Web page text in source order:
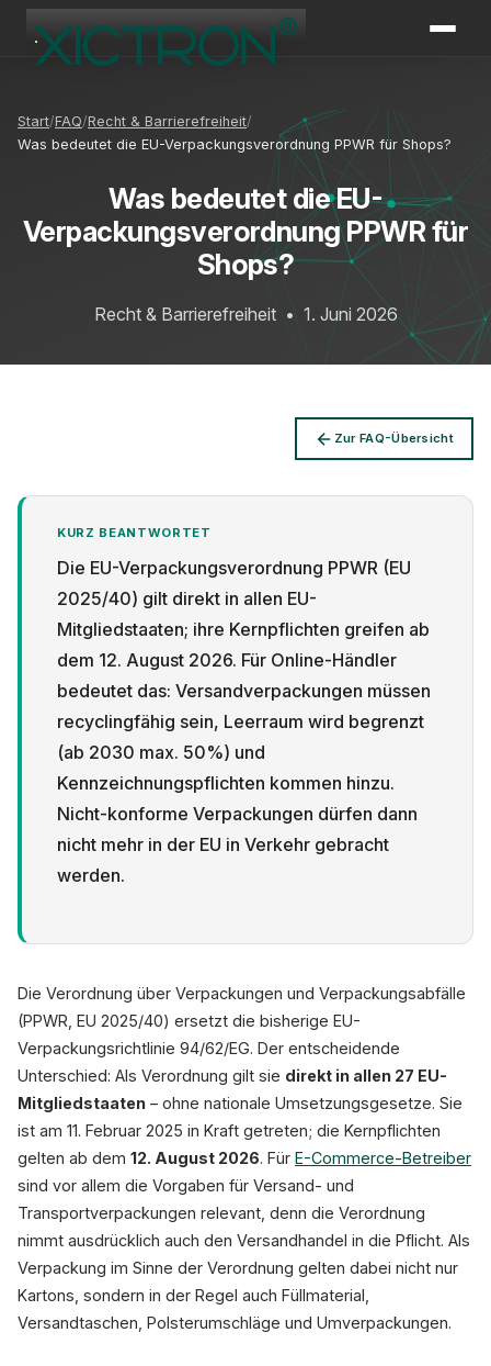
Start FAQ Recht & Barrierefreiheit
Was bedeutet die EU-Verpackungsverordnung PPWR für Shops?
Was bedeutet die EU-
Verpackungsverordnung PPWR für
Shops?
Recht & Barrierefreiheit • 1. Juni 2026
Zur FAQ-Übersicht
KURZ BEANTWORTET
Die EU-Verpackungsverordnung PPWR (EU
2025/40) gilt direkt in allen EU-
Mitgliedstaaten; ihre Kernpflichten greifen ab
dem 12. August 2026. Für Online-Händler
bedeutet das: Versandverpackungen müssen
recyclingfähig sein, Leerraum wird begrenzt
(ab 2030 max. 50%) und
Kennzeichnungspflichten kommen hinzu.
Nicht-konforme Verpackungen dürfen dann
nicht mehr in der EU in Verkehr gebracht
werden.
Die Verordnung über Verpackungen und Verpackungsabfälle
(PPWR, EU 2025/40) ersetzt die bisherige EU-
Verpackungsrichtlinie 94/62/EG. Der entscheidende
Unterschied: Als Verordnung gilt sie direkt in allen 27 EU-
Mitgliedstaaten – ohne nationale Umsetzungsgesetze. Sie
ist am 11. Februar 2025 in Kraft getreten; die Kernpflichten
gelten ab dem 12. August 2026. Für E-Commerce-Betreiber
sind vor allem die Vorgaben für Versand- und
Transportverpackungen relevant, denn die Verordnung
nimmt ausdrücklich auch den Versandhandel in die Pflicht. Als
Verpackung im Sinne der Verordnung gelten dabei nicht nur
Kartons, sondern in der Regel auch Füllmaterial,
Versandtaschen, Polsterumschläge und Umverpackungen.
XICTRON
Datenschutz